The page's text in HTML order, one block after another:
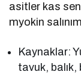
asitler kas
myokin
Kaynaklar:
tavuk, balık,